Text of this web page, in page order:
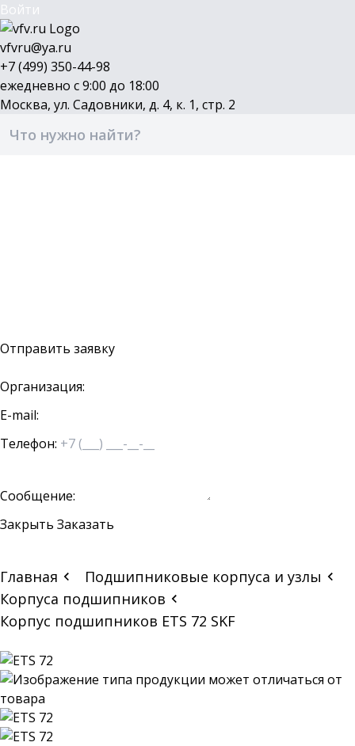
Войти
vfvru@ya.ru
+7 (499) 350-44-98
ежедневно с 9:00 до 18:00
Москва, ул. Садовники, д. 4, к. 1, стр. 2
Отправить заявку
Организация:
E-mail:
Телефон:
Сообщение:
Закрыть Заказать
Главная
Подшипниковые корпуса и узлы
Корпуса подшипников
Корпус подшипников ETS 72 SKF